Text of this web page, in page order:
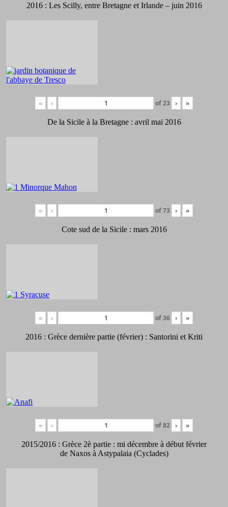
2016 : Les Scilly, entre Bretagne et Irlande – juin 2016
« ‹ of23 › »
De la Sicile à la Bretagne : avril mai 2016
« ‹ of73 › »
Cote sud de la Sicile : mars 2016
« ‹ of36 › »
2016 : Grèce dernière partie (février) : Santorini et Kriti
« ‹ of82 › »
2015/2016 : Grèce 2è partie : mi décembre à début février
de Naxos à Astypalaia (Cyclades)